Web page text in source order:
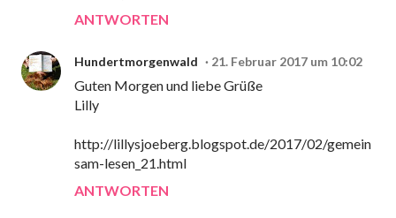
ANTWORTEN
Hundertmorgenwald 21. Februar 2017 um 10:02
Guten Morgen und liebe Grüße
Lilly
http://lillysjoeberg.blogspot.de/2017/02/gemein
sam-lesen_21.html
ANTWORTEN